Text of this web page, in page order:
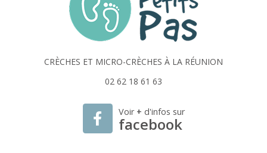
CRÈCHES ET MICRO-CRÈCHES À LA RÉUNION
02 62 18 61 63
Voir + d'infos sur
facebook